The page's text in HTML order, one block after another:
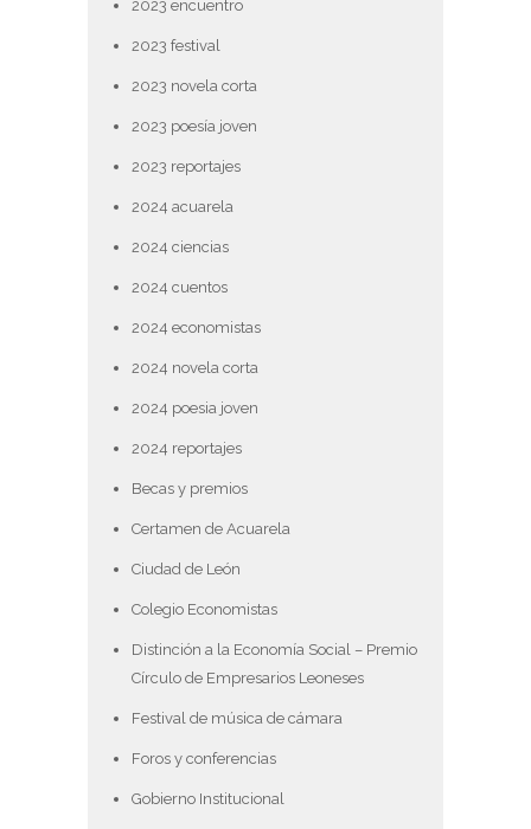
2023 encuentro
2023 festival
2023 novela corta
2023 poesía joven
2023 reportajes
2024 acuarela
2024 ciencias
2024 cuentos
2024 economistas
2024 novela corta
2024 poesia joven
2024 reportajes
Becas y premios
Certamen de Acuarela
Ciudad de León
Colegio Economistas
Distinción a la Economía Social – Premio
Círculo de Empresarios Leoneses
Festival de música de cámara
Foros y conferencias
Gobierno Institucional